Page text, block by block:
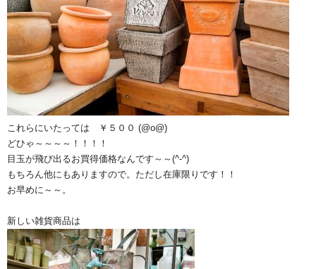
これらにいたっては ￥５００ (@o@)
どひゃ～～～～！！！！
目玉が飛び出るお買得価格なんです～～(^-^)
もちろん他にもありますので。ただし在庫限りです！！
お早めに～～。
新しい雑貨商品は